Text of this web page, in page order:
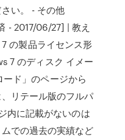
い。 - その他
- 2017/06/27] | 教え
の製品ライセンス形
7 のディスク イメー
ド」のページから
リテール版のフルパ
内に記載がないのは
での過去の実績など